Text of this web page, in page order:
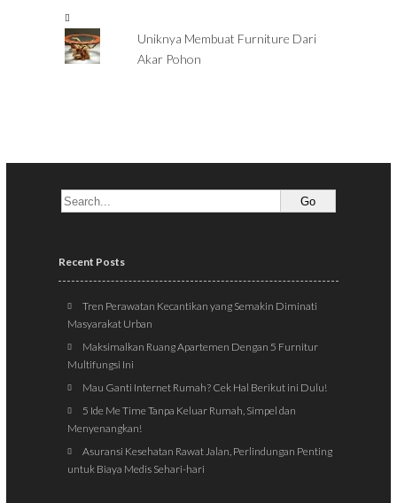
Uniknya Membuat Furniture Dari
Akar Pohon
Recent Posts
Tren Perawatan Kecantikan yang Semakin Diminati
Masyarakat Urban
Maksimalkan Ruang Apartemen Dengan 5 Furnitur
Multifungsi Ini
Mau Ganti Internet Rumah? Cek Hal Berikut ini Dulu!
5 Ide Me Time Tanpa Keluar Rumah, Simpel dan
Menyenangkan!
Asuransi Kesehatan Rawat Jalan, Perlindungan Penting
untuk Biaya Medis Sehari-hari